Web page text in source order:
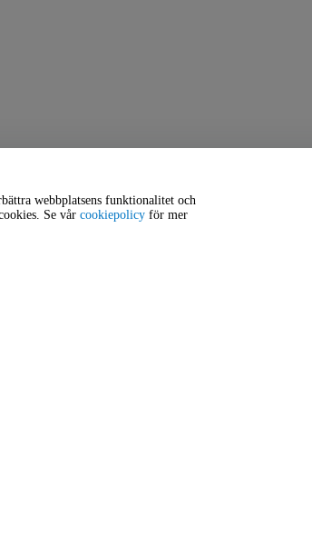
webbplatsens funktionalitet och
Se vår cookiepolicy för mer